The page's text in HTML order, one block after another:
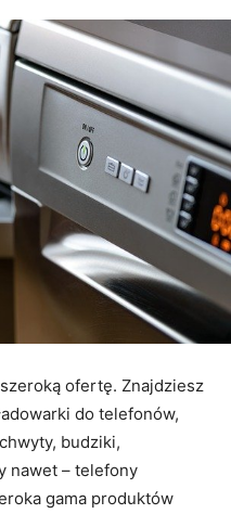
ofertę. Znajdziesz
do telefonów,
budziki,
nawet – telefony
gama produktów